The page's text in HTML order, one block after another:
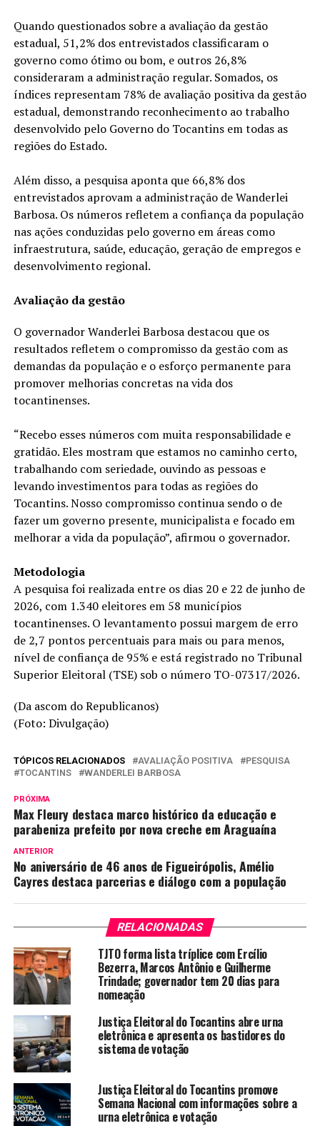
Quando questionados sobre a avaliação da gestão
estadual, 51,2% dos entrevistados classificaram o
governo como ótimo ou bom, e outros 26,8%
consideraram a administração regular. Somados, os
índices representam 78% de avaliação positiva da gestão
estadual, demonstrando reconhecimento ao trabalho
desenvolvido pelo Governo do Tocantins em todas as
regiões do Estado.
Além disso, a pesquisa aponta que 66,8% dos
entrevistados aprovam a administração de Wanderlei
Barbosa. Os números refletem a confiança da população
nas ações conduzidas pelo governo em áreas como
infraestrutura, saúde, educação, geração de empregos e
desenvolvimento regional.
Avaliação da gestão
O governador Wanderlei Barbosa destacou que os
resultados refletem o compromisso da gestão com as
demandas da população e o esforço permanente para
promover melhorias concretas na vida dos
tocantinenses.
“Recebo esses números com muita responsabilidade e
gratidão. Eles mostram que estamos no caminho certo,
trabalhando com seriedade, ouvindo as pessoas e
levando investimentos para todas as regiões do
Tocantins. Nosso compromisso continua sendo o de
fazer um governo presente, municipalista e focado em
melhorar a vida da população”, afirmou o governador.
Metodologia
A pesquisa foi realizada entre os dias 20 e 22 de junho de
2026, com 1.340 eleitores em 58 municípios
tocantinenses. O levantamento possui margem de erro
de 2,7 pontos percentuais para mais ou para menos,
nível de confiança de 95% e está registrado no Tribunal
Superior Eleitoral (TSE) sob o número TO-07317/2026.
(Da ascom do Republicanos)
(Foto: Divulgação)
TÓPICOS RELACIONADOS AVALIAÇÃO POSITIVA
PESQUISA
TOCANTINS
WANDERLEI BARBOSA
PRÓXIMA
Max Fleury destaca marco histórico da educação e
parabeniza prefeito por nova creche em Araguaína
ANTERIOR
No aniversário de 46 anos de Figueirópolis, Amélio
Cayres destaca parcerias e diálogo com a população
RELACIONADAS
TJTO forma lista tríplice com Ercílio
Bezerra, Marcos Antônio e Guilherme
Trindade; governador tem 20 dias para
nomeação
Justiça Eleitoral do Tocantins abre urna
eletrônica e apresenta os bastidores do
sistema de votação
Justiça Eleitoral do Tocantins promove
Semana Nacional com informações sobre a
urna eletrônica e votação